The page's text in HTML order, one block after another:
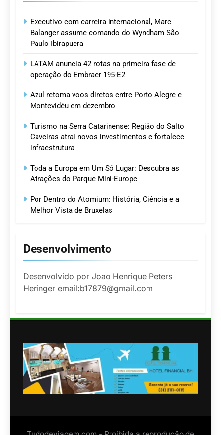
Executivo com carreira internacional, Marc
Balanger assume comando do Wyndham São
Paulo Ibirapuera
LATAM anuncia 42 rotas na primeira fase de
operação do Embraer 195-E2
Azul retoma voos diretos entre Porto Alegre e
Montevidéu em dezembro
Turismo na Serra Catarinense: Região do Salto
Caveiras atrai novos investimentos e fortalece
infraestrutura
Toda a Europa em Um Só Lugar: Descubra as
Atrações do Parque Mini-Europe
Por Dentro do Atomium: História, Ciência e a
Melhor Vista de Bruxelas
Desenvolvimento
Desenvolvido por Joao Henrique Peters
Heringer email:b17879@gmail.com